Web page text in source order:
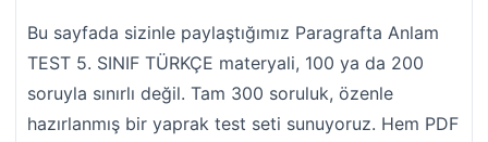
Bu sayfada sizinle paylaştığımız Paragrafta Anlam
TEST 5. SINIF TÜRKÇE materyali, 100 ya da 200
soruyla sınırlı değil. Tam 300 soruluk, özenle
hazırlanmış bir yaprak test seti sunuyoruz. Hem PDF